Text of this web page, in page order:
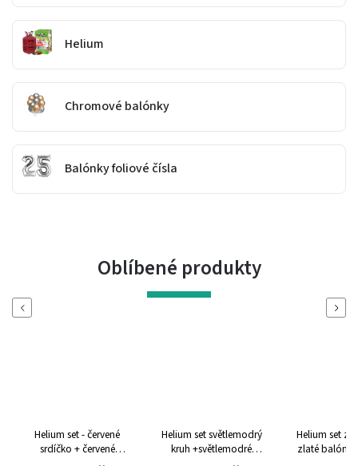
Helium
Chromové balónky
Balónky foliové čísla
Oblíbené produkty
Previous
Helium set - červené
srdíčko + červené
Helium set světlemodrý
kruh +světlemodré
Helium set
zlaté balónky
Next